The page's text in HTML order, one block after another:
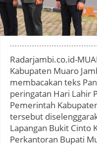
Radarjambi.co.id-
Kabupaten Muaro
membacakan teks
peringatan Hari Lahir
Pemerintah
tersebut
Lapangan Bukit Cinto
Perkantoran Bupati